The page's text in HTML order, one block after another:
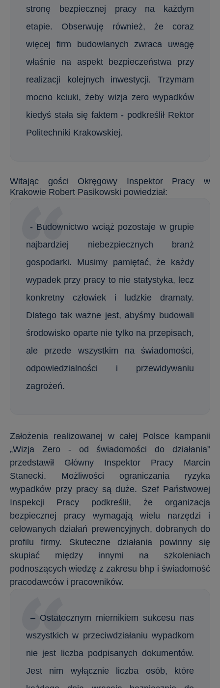
stronę bezpiecznej pracy na każdym
etapie. Obserwuję również, że coraz
więcej firm budowlanych zwraca uwagę
właśnie na aspekt bezpieczeństwa przy
realizacji kolejnych inwestycji. Trzymam
mocno kciuki, żeby wizja zero wypadków
kiedyś stała się faktem - podkreślił Rektor
Politechniki Krakowskiej.
Witając gości Okręgowy Inspektor Pracy w
Krakowie Robert Pasikowski powiedział:
- Budownictwo wciąż pozostaje w grupie
najbardziej niebezpiecznych branż
gospodarki. Musimy pamiętać, że każdy
wypadek przy pracy to nie statystyka, lecz
konkretny człowiek i ludzkie dramaty.
Dlatego tak ważne jest, abyśmy budowali
środowisko oparte nie tylko na przepisach,
ale przede wszystkim na świadomości,
odpowiedzialności i przewidywaniu
zagrożeń.
Założenia realizowanej w całej Polsce kampanii
„Wizja Zero - od świadomości do działania”
przedstawił Główny Inspektor Pracy Marcin
Stanecki. Możliwości ograniczania ryzyka
wypadków przy pracy są duże. Szef Państwowej
Inspekcji Pracy podkreślił, że organizacja
bezpiecznej pracy wymagają wielu narzędzi i
celowanych działań prewencyjnych, dobranych do
profilu firmy. Skuteczne działania powinny się
skupiać między innymi na szkoleniach
podnoszących wiedzę z zakresu bhp i świadomość
pracodawców i pracowników.
– Ostatecznym miernikiem sukcesu nas
wszystkich w przeciwdziałaniu wypadkom
nie jest liczba podpisanych dokumentów.
Jest nim wyłącznie liczba osób, które